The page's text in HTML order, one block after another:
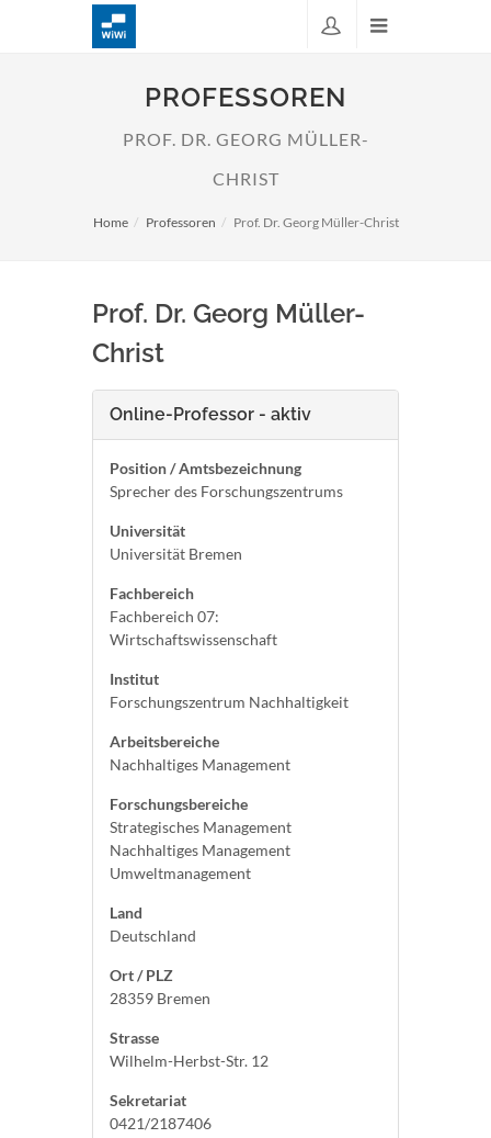
PROFESSOREN
PROF. DR. GEORG MÜLLER-
CHRIST
Home Professoren Prof. Dr. Georg Müller-Christ
Prof. Dr. Georg Müller-
Christ
Online-Professor - aktiv
Position / Amtsbezeichnung
Sprecher des Forschungszentrums
Universität
Universität Bremen
Fachbereich
Fachbereich 07:
Wirtschaftswissenschaft
Institut
Forschungszentrum Nachhaltigkeit
Arbeitsbereiche
Nachhaltiges Management
Forschungsbereiche
Strategisches Management
Nachhaltiges Management
Umweltmanagement
Land
Deutschland
Ort / PLZ
28359 Bremen
Strasse
Wilhelm-Herbst-Str. 12
Sekretariat
0421/2187406